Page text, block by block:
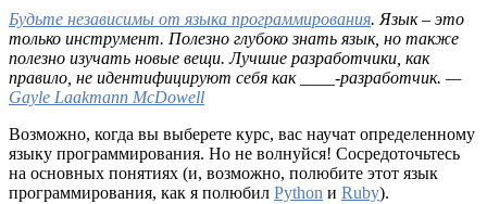
Будьте независимы от языка программирования. Язык – это
только инструмент. Полезно глубоко знать язык, но также
полезно изучать новые вещи. Лучшие разработчики, как
правило, не идентифицируют себя как ____-разработчик. —
Gayle Laakmann McDowell
Возможно, когда вы выберете курс, вас научат определенному
языку программирования. Но не волнуйся! Сосредоточьтесь
на основных понятиях (и, возможно, полюбите этот язык
программирования, как я полюбил Python и Ruby).